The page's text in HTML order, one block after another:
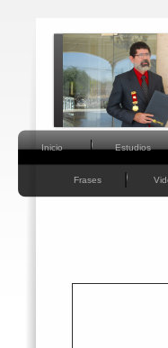
Inicio Estudios
Frases